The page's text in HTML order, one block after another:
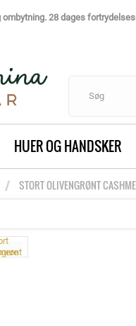
28 dages
HUER OG HANDSKER
STORT OLIVENGRØNT